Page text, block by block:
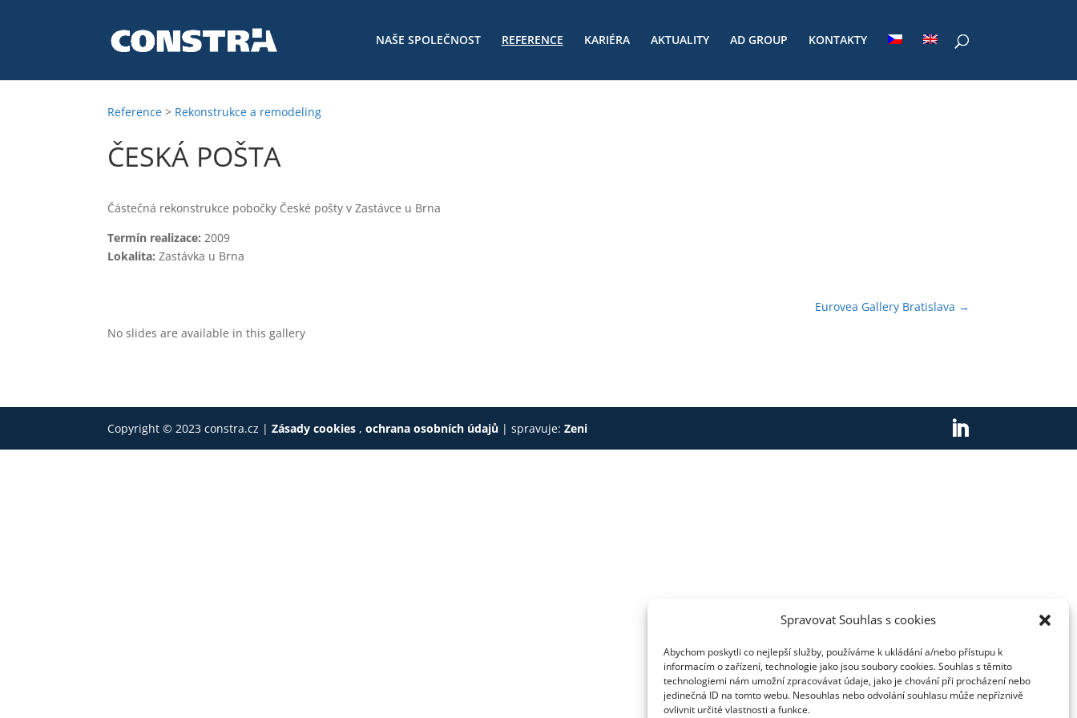
Spravovat Souhlas s cookies
Abychom poskytli co nejlepší služby, používáme k ukládání a/nebo přístupu k
informacím o zařízení, technologie jako jsou soubory cookies. Souhlas s těmito
technologiemi nám umožní zpracovávat údaje, jako je chování při procházení nebo
jedinečná ID na tomto webu. Nesouhlas nebo odvolání souhlasu může nepříznivě
ovlivnit určité vlastnosti a funkce.
NAŠE SPOLEČNOST REFERENCE KARIÉRA AKTUALITY AD GROUP KONTAKTY
Reference > Rekonstrukce a remodeling
ČESKÁ POŠTA
Částečná rekonstrukce pobočky České pošty v Zastávce u Brna
Termín realizace: 2009
Lokalita: Zastávka u Brna
Eurovea Gallery Bratislava →
No slides are available in this gallery
Copyright © 2023 constra.cz |Zásady cookies ,ochrana osobních údajů | spravuje:Zeni